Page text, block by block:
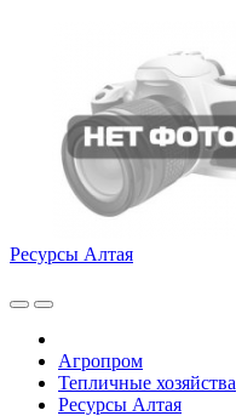
Ресурсы Алтая
Агропром
Тепличные хозяйства
Ресурсы Алтая